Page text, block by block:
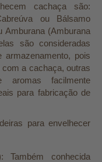
cachaça são:
ou Bálsamo
Amburana (Amburana
são consideradas
pois
a cachaça, outras
facilmente
para fabricação de
para envelhecer
Também conhecida